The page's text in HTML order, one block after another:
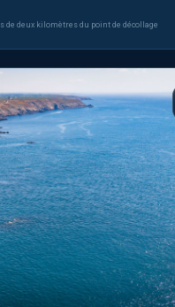
de deux kilomètres du point de décollage